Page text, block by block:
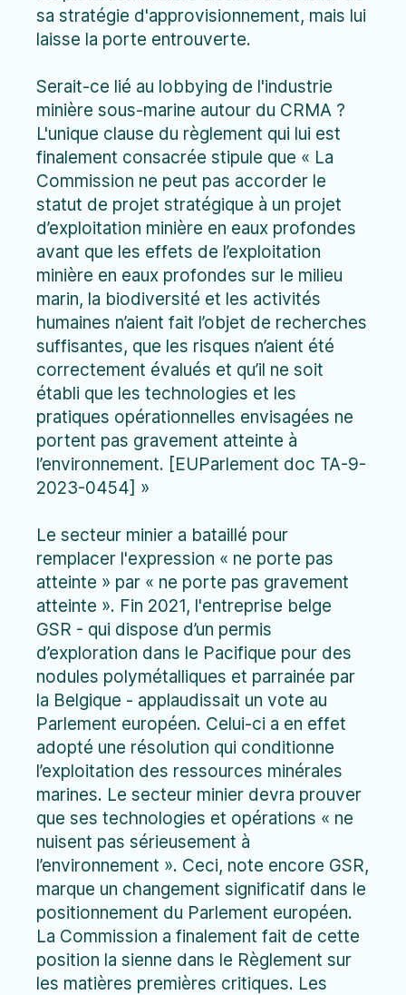
sa stratégie d'approvisionnement, mais lui
laisse la porte entrouverte.
Serait-ce lié au lobbying de l'industrie
minière sous-marine autour du CRMA ?
L'unique clause du règlement qui lui est
finalement consacrée stipule que « La
Commission ne peut pas accorder le
statut de projet stratégique à un projet
d’exploitation minière en eaux profondes
avant que les effets de l’exploitation
minière en eaux profondes sur le milieu
marin, la biodiversité et les activités
humaines n’aient fait l’objet de recherches
suffisantes, que les risques n’aient été
correctement évalués et qu’il ne soit
établi que les technologies et les
pratiques opérationnelles envisagées ne
portent pas gravement atteinte à
l’environnement. [EUParlement doc TA-9-
2023-0454] »
Le secteur minier a bataillé pour
remplacer l'expression « ne porte pas
atteinte » par « ne porte pas gravement
atteinte ». Fin 2021, l'entreprise belge
GSR - qui dispose d’un permis
d’exploration dans le Pacifique pour des
nodules polymétalliques et parrainée par
la Belgique - applaudissait un vote au
Parlement européen. Celui-ci a en effet
adopté une résolution qui conditionne
l’exploitation des ressources minérales
marines. Le secteur minier devra prouver
que ses technologies et opérations « ne
nuisent pas sérieusement à
l’environnement ». Ceci, note encore GSR,
marque un changement significatif dans le
positionnement du Parlement européen.
La Commission a finalement fait de cette
position la sienne dans le Règlement sur
les matières premières critiques. Les